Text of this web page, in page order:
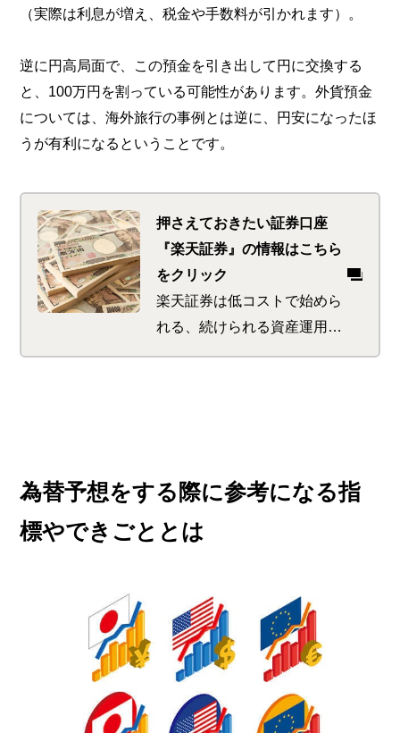
（実際は利息が増え、税金や手数料が引かれます）。
逆に円高局面で、この預金を引き出して円に交換する
と、100万円を割っている可能性があります。外貨預金
については、海外旅行の事例とは逆に、円安になったほ
うが有利になるということです。
押さえておきたい証券口座
『楽天証券』の情報はこちら
をクリック
楽天証券は低コストで始めら
れる、続けられる資産運用の
サポートが特徴。 初めてで
市場でのお買い物時のポイン
トが最大＋1倍になります
為替予想をする際に参考になる指
標やできごととは